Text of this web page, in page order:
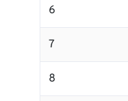
6
7
8